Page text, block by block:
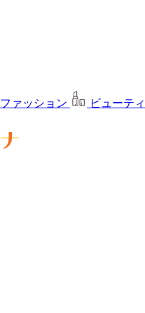
ファッション ビューティ